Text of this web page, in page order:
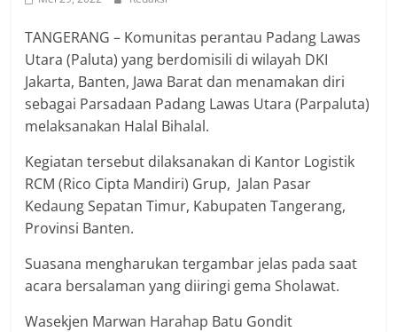
TANGERANG – Komunitas perantau Padang Lawas
Utara (Paluta) yang berdomisili di wilayah DKI
Jakarta, Banten, Jawa Barat dan menamakan diri
sebagai Parsadaan Padang Lawas Utara (Parpaluta)
melaksanakan Halal Bihalal.
Kegiatan tersebut dilaksanakan di Kantor Logistik
RCM (Rico Cipta Mandiri) Grup, Jalan Pasar
Kedaung Sepatan Timur, Kabupaten Tangerang,
Provinsi Banten.
Suasana mengharukan tergambar jelas pada saat
acara bersalaman yang diiringi gema Sholawat.
Wasekjen Marwan Harahap Batu Gondit